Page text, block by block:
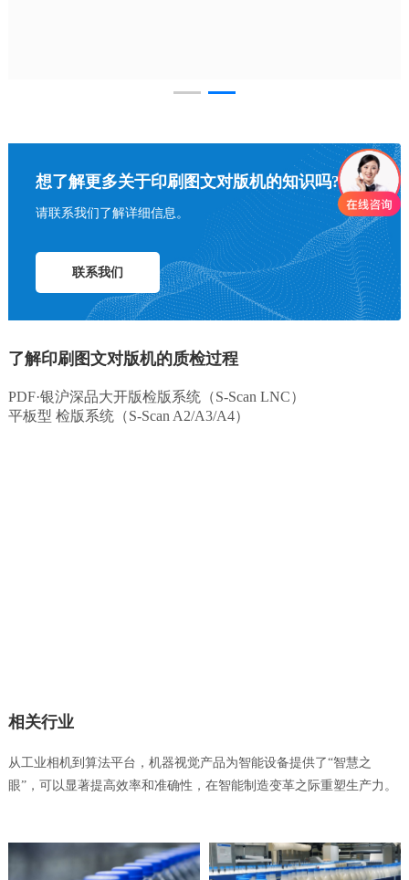
想了解更多关于印刷图文对版机的知识吗?
请联系我们了解详细信息。
联系我们
了解印刷图文对版机的质检过程
PDF·银沪深品大开版检版系统（S-Scan LNC）
平板型 检版系统（S-Scan A2/A3/A4）
相关行业
从工业相机到算法平台，机器视觉产品为智能设备提供了“智慧之
眼”，可以显著提高效率和准确性，在智能制造变革之际重塑生产力。